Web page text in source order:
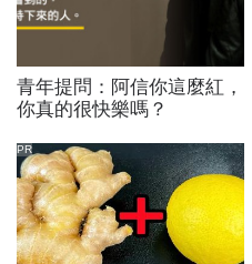
青年提問：阿信你這麼紅，
你真的很快樂嗎？
PR